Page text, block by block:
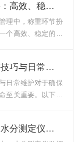
物还是小型包裹，
出重量数据，大大
效率。除了基本的
置在避光处，室内
。避免将仪器安
以及有腐蚀性气体
装置等关键部件，
行深度清洁，去除
配件：定期检查并
探索艾德姆平台秤：高效、稳定的称重解决方案
理中，称重环节扮
个高效、稳定的称
众多企业和行业的
秤以其高效性而闻
凑，能够快速准确
精确的测量结果。
便携式天平的使用技巧与日常维护
日常维护对于确保
至关重要。以下是
、水平的工作台
维护与优化：确保水分测定仪长期稳定运行的关键